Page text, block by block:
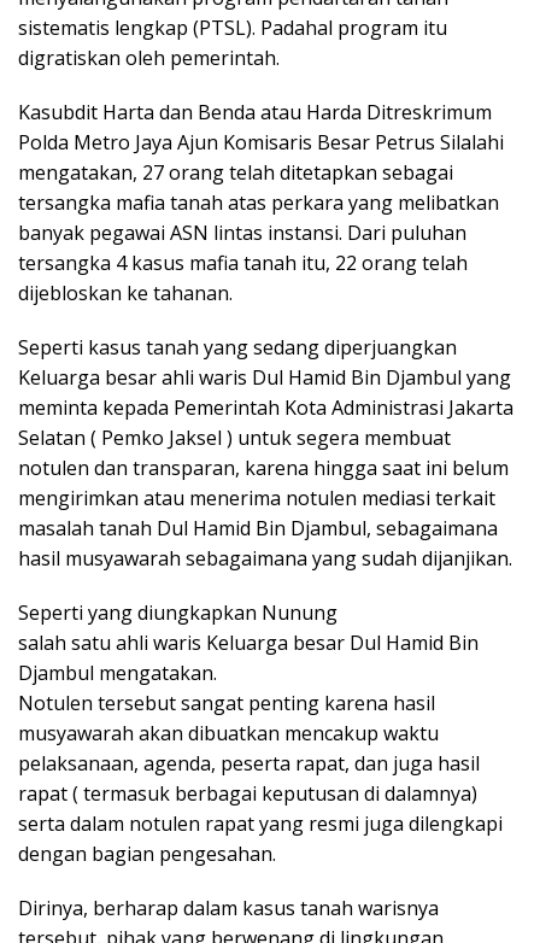
sistematis lengkap (PTSL). Padahal program itu
digratiskan oleh pemerintah.
Kasubdit Harta dan Benda atau Harda Ditreskrimum
Polda Metro Jaya Ajun Komisaris Besar Petrus Silalahi
mengatakan, 27 orang telah ditetapkan sebagai
tersangka mafia tanah atas perkara yang melibatkan
banyak pegawai ASN lintas instansi. Dari puluhan
tersangka 4 kasus mafia tanah itu, 22 orang telah
dijebloskan ke tahanan.
Seperti kasus tanah yang sedang diperjuangkan
Keluarga besar ahli waris Dul Hamid Bin Djambul yang
meminta kepada Pemerintah Kota Administrasi Jakarta
Selatan ( Pemko Jaksel ) untuk segera membuat
notulen dan transparan, karena hingga saat ini belum
mengirimkan atau menerima notulen mediasi terkait
masalah tanah Dul Hamid Bin Djambul, sebagaimana
hasil musyawarah sebagaimana yang sudah dijanjikan.
Seperti yang diungkapkan Nunung
salah satu ahli waris Keluarga besar Dul Hamid Bin
Djambul mengatakan.
Notulen tersebut sangat penting karena hasil
musyawarah akan dibuatkan mencakup waktu
pelaksanaan, agenda, peserta rapat, dan juga hasil
rapat ( termasuk berbagai keputusan di dalamnya)
serta dalam notulen rapat yang resmi juga dilengkapi
dengan bagian pengesahan.
Dirinya, berharap dalam kasus tanah warisnya